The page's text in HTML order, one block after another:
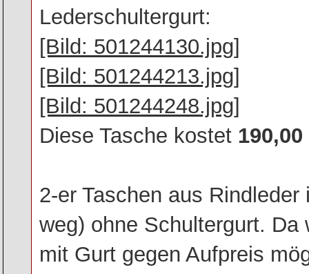
Lederschultergurt:
[Bild: 501244130.jpg]
[Bild: 501244213.jpg]
[Bild: 501244248.jpg]
Diese Tasche kostet 190,00
2-er Taschen aus
weg) ohne Schultergurt.
mit Gurt gegen Aufpreis